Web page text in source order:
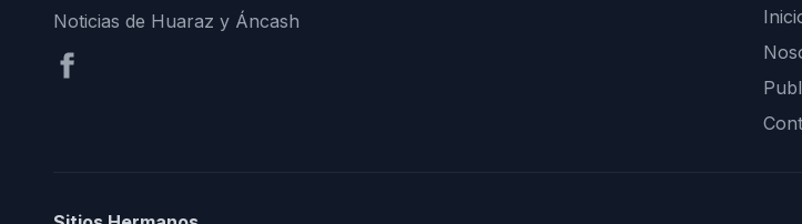
Noticias de Huaraz y Áncash